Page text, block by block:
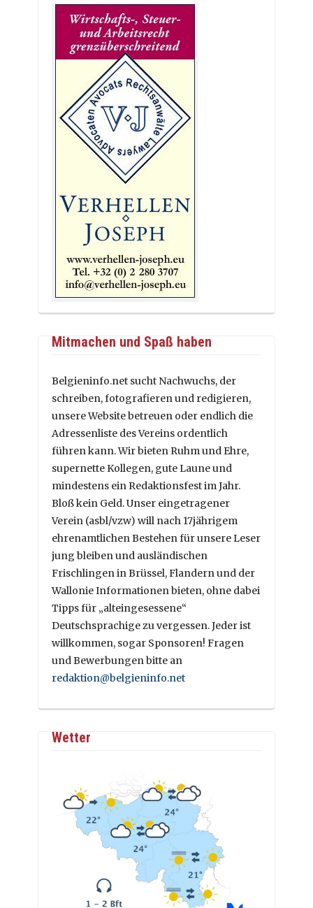
Mitmachen und Spaß haben
Belgieninfo.net sucht Nachwuchs, der
schreiben, fotografieren und redigieren,
unsere Website betreuen oder endlich die
Adressenliste des Vereins ordentlich
führen kann. Wir bieten Ruhm und Ehre,
supernette Kollegen, gute Laune und
mindestens ein Redaktionsfest im Jahr.
Bloß kein Geld. Unser eingetragener
Verein (asbl/vzw) will nach 17jährigem
ehrenamtlichen Bestehen für unsere Leser
jung bleiben und ausländischen
Frischlingen in Brüssel, Flandern und der
Wallonie Informationen bieten, ohne dabei
Tipps für „alteingesessene“
Deutschsprachige zu vergessen. Jeder ist
willkommen, sogar Sponsoren! Fragen
und Bewerbungen bitte an
redaktion@belgieninfo.net
Wetter